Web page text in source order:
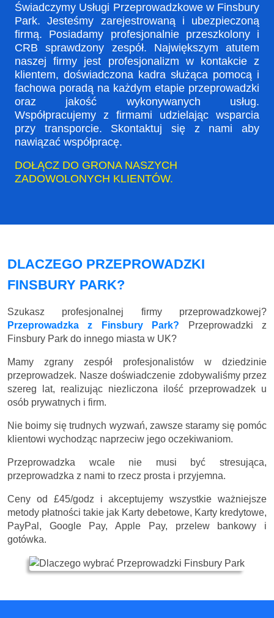
Świadczymy Usługi Przeprowadzkowe w Finsbury
Park. Jesteśmy zarejestrowaną i ubezpieczoną
firmą. Posiadamy profesjonalnie przeszkolony i
CRB sprawdzony zespół. Największym atutem
naszej firmy jest profesjonalizm w kontakcie z
klientem, doświadczona kadra służąca pomocą i
fachowa poradą na każdym etapie przeprowadzki
oraz jakość wykonywanych usług.
Współpracujemy z firmami udzielając wsparcia
przy transporcie. Skontaktuj się z nami aby
nawiązać współpracę.
DOŁĄCZ DO GRONA NASZYCH
ZADOWOLONYCH KLIENTÓW.
DLACZEGO PRZEPROWADZKI
FINSBURY PARK?
Szukasz profesjonalnej firmy przeprowadzkowej?
Przeprowadzka z Finsbury Park? Przeprowadzki z
Finsbury Park do innego miasta w UK?
Mamy zgrany zespół profesjonalistów w dziedzinie
przeprowadzek. Nasze doświadczenie zdobywaliśmy przez
szereg lat, realizując niezliczona ilość przeprowadzek u
osób prywatnych i firm.
Nie boimy się trudnych wyzwań, zawsze staramy się pomóc
klientowi wychodząc naprzeciw jego oczekiwaniom.
Przeprowadzka wcale nie musi być stresująca,
przeprowadzka z nami to rzecz prosta i przyjemna.
Ceny od £45/godz i akceptujemy wszystkie ważniejsze
metody płatności takie jak Karty debetowe, Karty kredytowe,
PayPal, Google Pay, Apple Pay, przelew bankowy i
gotówka.